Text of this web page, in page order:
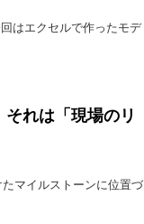
はエクセルで作ったモデ
れは「現場のリ
マイルストーンに位置づ